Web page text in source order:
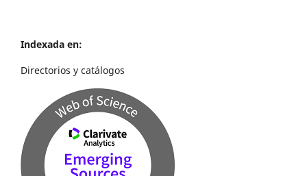
Indexada en:
Directorios y catálogos